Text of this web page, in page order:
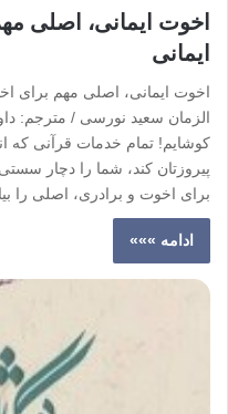
اخوت ایمانی، اصلی
ایمانی
اخوت ایمانی، اصلی مهم برای
الزمان سعید نورسی / مترجم:
کوشایم! تمام خدمات قرآنی
پیروزتان کند، شما را دچار
برای اخوت و برادری، اصلی را
ادامه »»»